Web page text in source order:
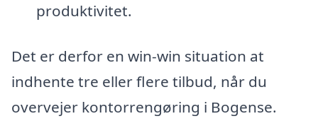
produktivitet.
Det er derfor en win-win situation at
indhente tre eller flere tilbud, når du
overvejer kontorrengøring i Bogense.